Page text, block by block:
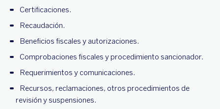
Certificaciones.
Recaudación.
Beneficios fiscales y autorizaciones.
Comprobaciones fiscales y procedimiento sancionador.
Requerimientos y comunicaciones.
Recursos, reclamaciones, otros procedimientos de
revisión y suspensiones.